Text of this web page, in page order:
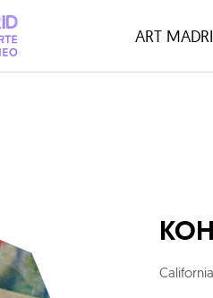
ART
California